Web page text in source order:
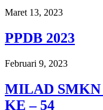
Maret 13, 2023
PPDB 2023
Februari 9, 2023
MILAD
KE – 54